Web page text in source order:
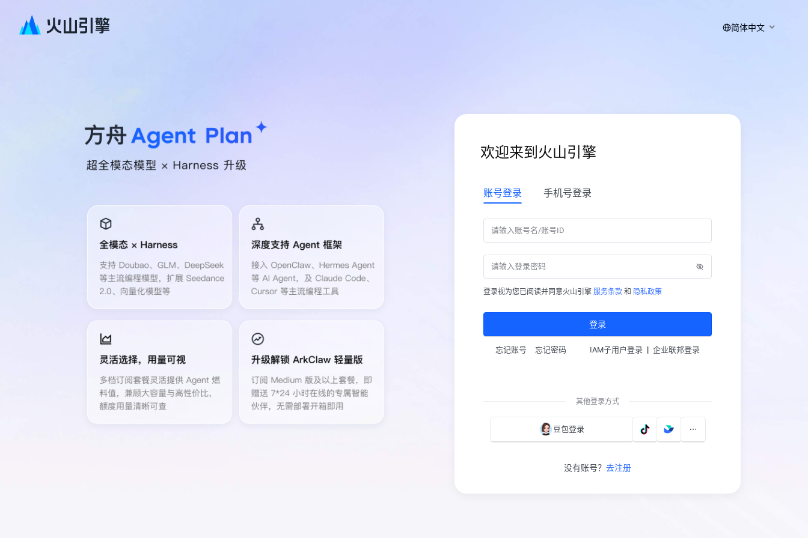
简体中文
欢迎来到火山引擎
账号登录 手机号登录
登录视为您已阅读并同意火山引擎 服务条款 和 隐私政策
登录
忘记账号 忘记密码 IAM子用户登录 | 企业联邦登录
其他登录方式
豆包登录
没有账号？ 去注册